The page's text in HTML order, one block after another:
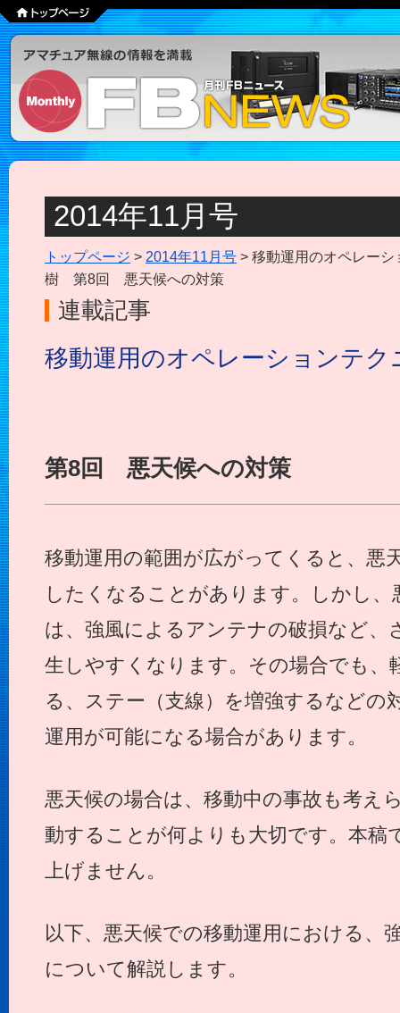
2014年11月号
トップページ > 2014年11月号 > 移動運用のオペレー
樹 第8回 悪天候への対策
連載記事
移動運用のオペレーションテク
第8回 悪天候への対策
移動運用の範囲が広がってくると、悪
したくなることがあります。しかし、
は、強風によるアンテナの破損など、
生しやすくなります。その場合でも、
る、ステー（支線）を増強するなどの
運用が可能になる場合があります。
悪天候の場合は、移動中の事故も考え
動することが何よりも大切です。本稿
上げません。
以下、悪天候での移動運用における、
について解説します。